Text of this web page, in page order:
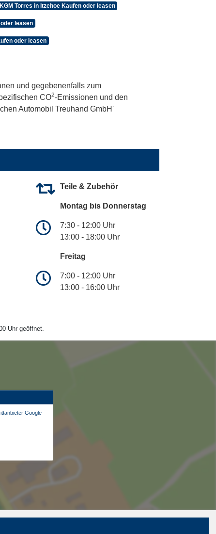
KGM Torres in Itzehoe Kaufen oder leasen
leasen
oder leasen
und gegebenenfalls zum
CO2-Emissionen und den
Automobil Treuhand GmbH'
Teile & Zubehör
Montag bis Donnerstag
7:30 - 12:00 Uhr
13:00 - 18:00 Uhr
Freitag
7:00 - 12:00 Uhr
13:00 - 16:00 Uhr
Uhr geöffnet.
Google